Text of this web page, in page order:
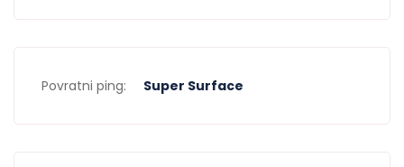
Povratni ping: Super Surface